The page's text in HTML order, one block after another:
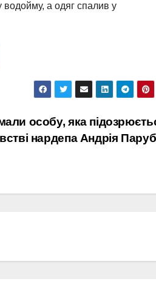
водойму, а одяг спалив у
особу, яка
нардепа Андрія